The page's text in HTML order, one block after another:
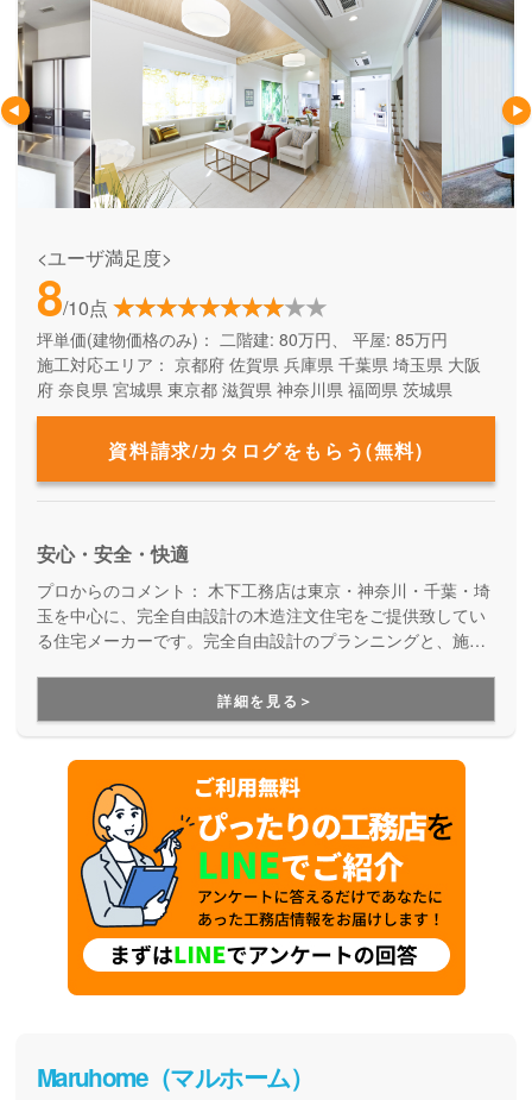
<ユーザ満足度>
8/10点
坪単価(建物価格のみ)： 二階建: 80万円、 平屋: 85万円
施工対応エリア： 京都府 佐賀県 兵庫県 千葉県 埼玉県 大阪
府 奈良県 宮城県 東京都 滋賀県 神奈川県 福岡県 茨城県
資料請求/カタログをもらう(無料)
安心・安全・快適
プロからのコメント： 木下工務店は東京・神奈川・千葉・埼
玉を中心に、完全自由設計の木造注文住宅をご提供致してい
る住宅メーカーです。完全自由設計のプランニングと、施工
かだからこそ叶えらえる「完全自由設計」の注文住宅を実現
できます。性能や保証も万全なので安心です。
詳細を見る＞
Maruhome（マルホーム）